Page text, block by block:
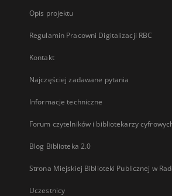
Opis projektu
Regulamin Pracowni Digitalizacji RBC
Kontakt
Najczęściej zadawane pytania
Informacje techniczne
Forum czytelników i bibliotekarzy
Blog Biblioteka 2.0
Strona Miejskiej Biblioteki Publicznej w
Uczestnicy